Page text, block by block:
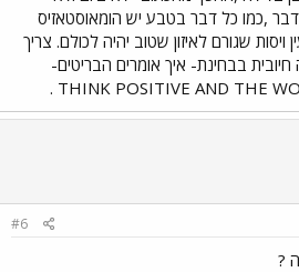
,כמו כל דבר בטבע יש הומאוסטאזיס
שגורם לאיזון שטוב יהיה לכולם. צריך
בבחינת- איך אומרים הבריטים-
#6
?